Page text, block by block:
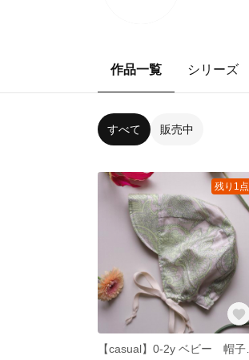
作品一覧 シリーズ
すべて 販売中
残り1点